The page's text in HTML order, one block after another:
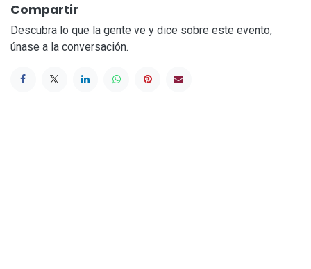
Compartir
Descubra lo que la gente ve y dice sobre este evento,
únase a la conversación.